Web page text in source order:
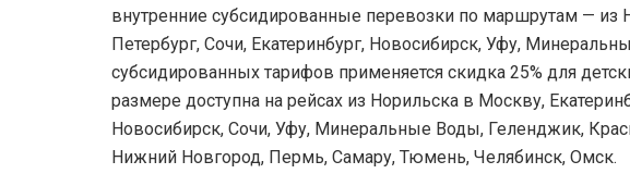
внутренние субсидированные перевозки по маршрутам — из
Петербург, Сочи, Екатеринбург, Новосибирск, Уфу,
субсидированных тарифов применяется скидка 25% для
размере доступна на рейсах из Норильска в Москву,
Новосибирск, Сочи, Уфу, Минеральные Воды, Геленджик,
Нижний Новгород, Пермь, Самару, Тюмень, Челябинск, Омск.